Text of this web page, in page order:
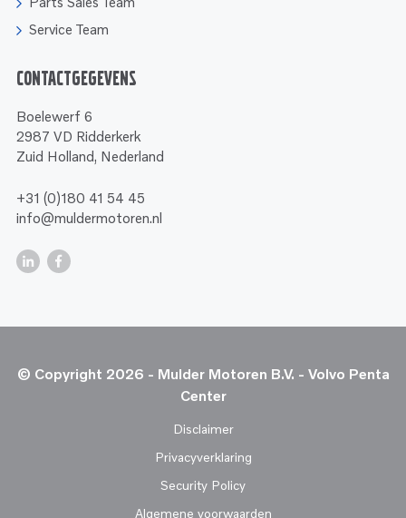
Service Team
Contactgegevens
Boelewerf 6
2987 VD Ridderkerk
Zuid Holland, Nederland
+31 (0)180 41 54 45
info@muldermotoren.nl
© Copyright 2026 - Mulder Motoren B.V. - Volvo Penta
Center
Disclaimer
Privacyverklaring
Security Policy
Algemene voorwaarden